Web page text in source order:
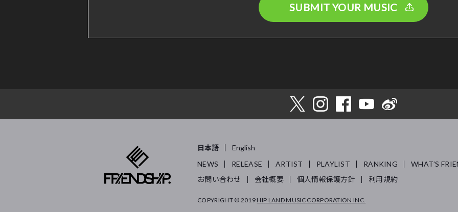
SUBMIT YOUR MUSIC
日本語
English
NEWS
RELEASE ARTIST PLAYLIST RANKING
WHAT’S
お問い合わせ
会社概要 個人情報保護方針 利用規約
COPYRIGHT © 2019 HIP LAND MUSIC CORPORATION INC.